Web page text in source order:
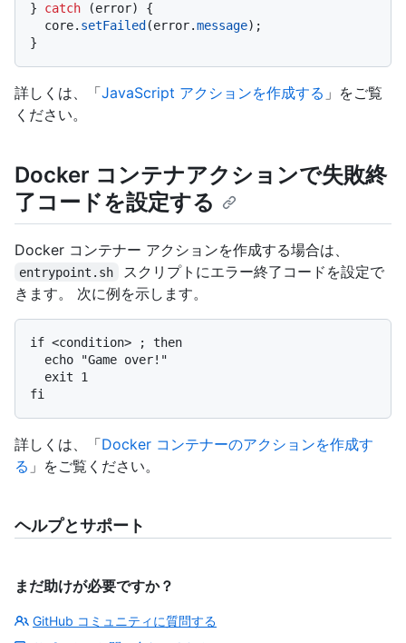
} catch (error) {
  core.
setFailed (error.message);
詳しくは、「JavaScript アクションを作成する 」をご覧
ください。
Docker コンテナアクションで失敗終
了コードを設定する
Docker コンテナー アクションを作成する場合は、
entrypoint.sh
スクリプトにエラー終了コードを設定で
きます。 次に例を示します。
if <condition> ; then
詳しくは、「Docker コンテナーのアクションを作成す
る 」をご覧ください。
ヘルプとサポート
まだ助けが必要ですか？
GitHub コミュニティに質問する